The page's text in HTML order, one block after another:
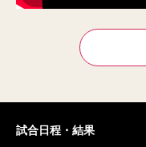
試合日程・結果